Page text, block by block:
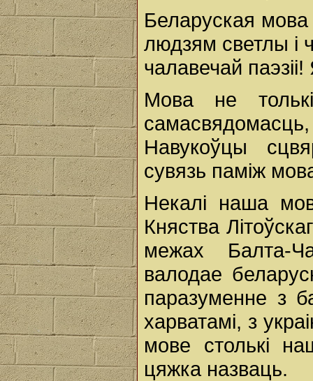
Беларуская
людзям светлы і
чалавечай
Мова не
Навукоўцы
сувязь паміж
Некалі наша
Княства
межах Балта-
валодае
паразуменне з
харватамі, з
мове столькі
цяжка назваць.